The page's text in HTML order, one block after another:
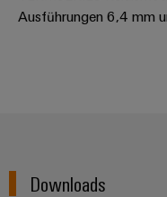
Ausführungen 6,4 mm
Downloads